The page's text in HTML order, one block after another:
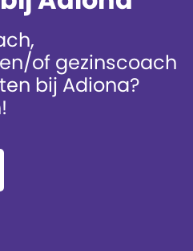
of gezinscoach
bij Adiona?